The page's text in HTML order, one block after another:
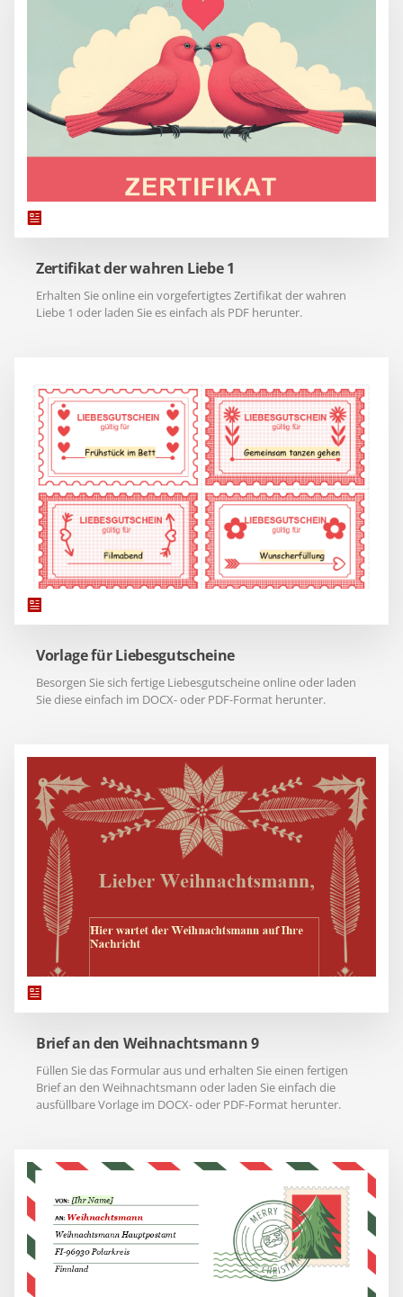
Zertifikat der wahren Liebe 1
Erhalten Sie online ein vorgefertigtes Zertifikat der wahren
Liebe 1 oder laden Sie es einfach als PDF herunter.
Vorlage für Liebesgutscheine
Besorgen Sie sich fertige Liebesgutscheine online oder laden
Sie diese einfach im DOCX- oder PDF-Format herunter.
Brief an den Weihnachtsmann 9
Füllen Sie das Formular aus und erhalten Sie einen fertigen
Brief an den Weihnachtsmann oder laden Sie einfach die
ausfüllbare Vorlage im DOCX- oder PDF-Format herunter.